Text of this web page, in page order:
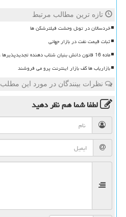
تازه ترین مطالب مرتبط
خردسالان در تونل وحشت فیلترشکن ها
ثبات قیمت نفت در بازار جهانی
ماده 16 قانون دانش بنیان شتاب دهنده تجدیدپذیرها و بازار سبز ایران
بازاریاب ها کف بازار اینترنت پرو می فروشند
نظرات بینندگان در مورد این مطلب
لطفا شما همنظر دهید